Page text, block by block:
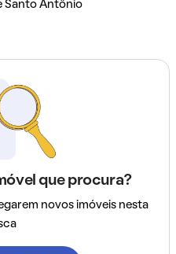
Santo Antônio
que procura?
novos imóveis nesta